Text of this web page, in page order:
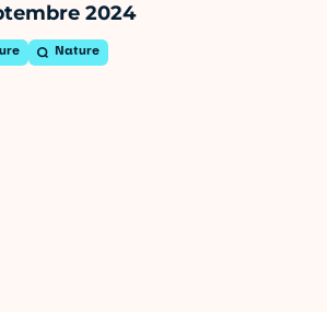
2024
Nature